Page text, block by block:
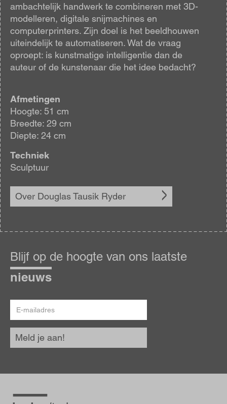
ambachtelijk handwerk te combineren met 3D-
modelleren, digitale snijmachines en
computerprinters. Zijn doel is het beeldhouwen
uiteindelijk te automatiseren. Wat de vraag
oproept: is kunstmatige intelligentie dan de
auteur of de kunstenaar die het idee bedacht?
Afmetingen
Hoogte: 51 cm
Breedte: 29 cm
Diepte: 24 cm
Techniek
Sculptuur
Over Douglas Tausik Ryder
op
de
hoogte
Blijf op de hoogte van ons laatste
nieuws
mailadres
Meld je aan!